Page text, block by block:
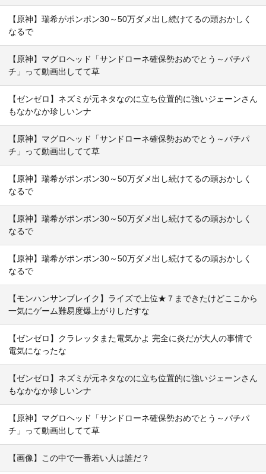
【原神】瑞希がポンポン30～50万ダメ出し続けてるの頭おかしく
なるで
【原神】マグロヘッド「サンドローネ確保勢おめでとう～パチパ
チ」って動画出してて草
【ゼンゼロ】ネズミが元ネタなのに立ち位置的に強いジェーンさん
もなかなか珍しいンナ
【原神】マグロヘッド「サンドローネ確保勢おめでとう～パチパ
チ」って動画出してて草
【原神】瑞希がポンポン30～50万ダメ出し続けてるの頭おかしく
なるで
【原神】瑞希がポンポン30～50万ダメ出し続けてるの頭おかしく
なるで
【原神】瑞希がポンポン30～50万ダメ出し続けてるの頭おかしく
なるで
【モンハンサンブレイク】ライズで上位★７まできたけどここから
一気にゲーム難易度爆上がりしだすな
【ゼンゼロ】クラレッタまた電気かよ 完全に炎だが大人の事情で
電気になったな
【ゼンゼロ】ネズミが元ネタなのに立ち位置的に強いジェーンさん
もなかなか珍しいンナ
【原神】マグロヘッド「サンドローネ確保勢おめでとう～パチパ
チ」って動画出してて草
【画像】この中で一番若い人は誰だ？